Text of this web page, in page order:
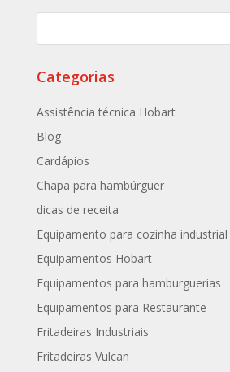
Categorias
Assistência técnica Hobart
Blog
Cardápios
Chapa para hambúrguer
dicas de receita
Equipamento para cozinha industrial
Equipamentos Hobart
Equipamentos para hamburguerias
Equipamentos para Restaurante
Fritadeiras Industriais
Fritadeiras Vulcan